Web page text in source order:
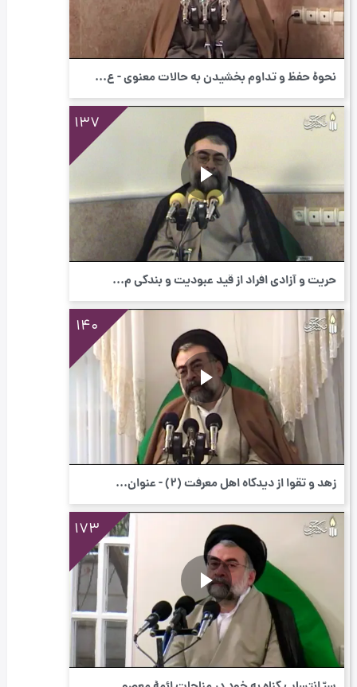
نحوۀ حفظ و تداوم بخشیدن به حالات معنوی - ع...
137
حریت و آزادى افراد از قید عبودیت و بندگى م...
140
زهد و تقوا از دیدگاه اهل معرفت (٢) - عنوان...
173